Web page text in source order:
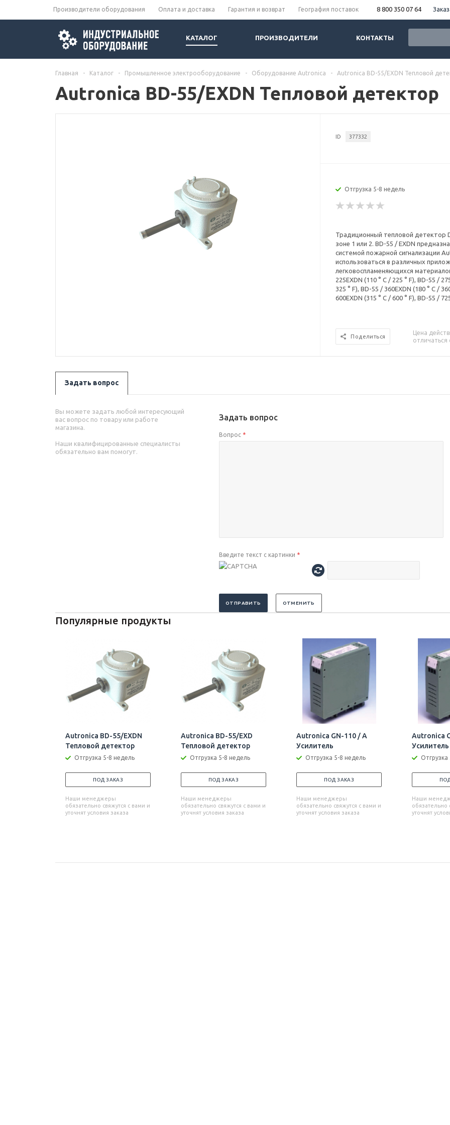
Производители оборудования Оплата и доставка Гарантия и возврат География поставок 8 800 350 07 64
КАТАЛОГ ПРОИЗВОДИТЕЛИ КОНТАКТЫ
Главная - Каталог - Промышленное электрооборудование - Оборудование Autronica - Autronica BD-55/EXDN Тепловой
Autronica BD-55/EXDN Тепловой детектор
ID 377332
Отгрузка 5-8 недель
Традиционный тепловой детектор
зоне 1 или 2. BD-55 / EXDN
системой пожарной сигнализации
использоваться в различных
легковоспламеняющихся
225EXDN (110 ° C / 225 ° F), BD-55 /
325 ° F), BD-55 / 360EXDN (180 ° C /
600EXDN (315 ° C / 600 ° F), BD-55 /
Поделиться
Цена
отличаться
Задать вопрос
Вы можете задать любой интересующий
вас вопрос по товару или работе
магазина.
Наши квалифицированные специалисты
обязательно вам помогут.
Задать вопрос
Вопрос *
Введите текст с картинки *
ОТПРАВИТЬ ОТМЕНИТЬ
Популярные продукты
Autronica BD-55/EXDN
Тепловой детектор
Отгрузка 5-8 недель
ПОД ЗАКАЗ
Наши менеджеры
обязательно свяжутся с вами и
уточнят условия заказа
Autronica BD-55/EXD
Тепловой детектор
Отгрузка 5-8 недель
ПОД ЗАКАЗ
Наши менеджеры
обязательно свяжутся с вами и
уточнят условия заказа
Autronica GN-110 / А
Усилитель
Отгрузка 5-8 недель
ПОД ЗАКАЗ
Наши менеджеры
обязательно свяжутся с вами и
уточнят условия заказа
Autronica
Усилитель
Наши
обязательно
уточнят